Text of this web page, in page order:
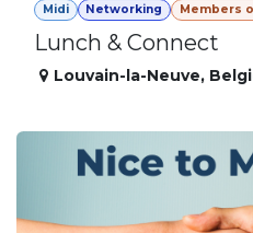
Midi Networking Members
Lunch & Connect
Louvain-la-Neuve,